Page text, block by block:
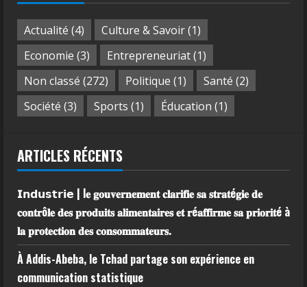
Actualité (4) Culture & Savoir(1)
Economie (3) Entrepreneuriat(1)
Non classé (272) Politique (1) Santé (2)
Société (3) Sports (1) Éducation (1)
ARTICLES RÉCENTS
𝗜𝗻𝗱𝘂𝘀𝘁𝗿𝗶𝗲 | l𝐞 𝐠𝐨𝐮𝐯𝐞𝐫𝐧𝐞𝐦𝐞𝐧𝐭 𝐜𝐥𝐚𝐫𝐢𝐟𝐢𝐞 𝐬𝐚 𝐬𝐭𝐫𝐚𝐭é𝐠𝐢𝐞 𝐝𝐞
𝐜𝐨𝐧𝐭𝐫ô𝐥𝐞 𝐝𝐞𝐬 𝐩𝐫𝐨𝐝𝐮𝐢𝐭𝐬 𝐚𝐥𝐢𝐦𝐞𝐧𝐭𝐚𝐢𝐫𝐞𝐬 𝐞𝐭 𝐫é𝐚𝐟𝐟𝐢𝐫𝐦𝐞 𝐬𝐚 𝐩𝐫𝐢𝐨𝐫𝐢𝐭é à
𝐥𝐚 𝐩𝐫𝐨𝐭𝐞𝐜𝐭𝐢𝐨𝐧 𝐝𝐞𝐬 𝐜𝐨𝐧𝐬𝐨𝐦𝐦𝐚𝐭𝐞𝐮𝐫𝐬.
À Addis-Abeba, le Tchad partage son expérience en
communication statistique